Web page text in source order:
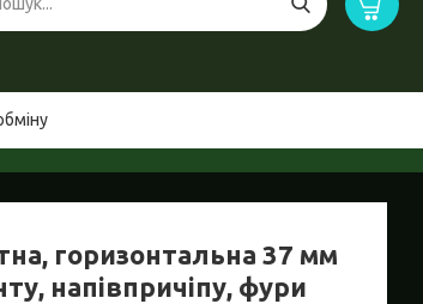
горизонтальна 37 мм
напівпричіпу, фури